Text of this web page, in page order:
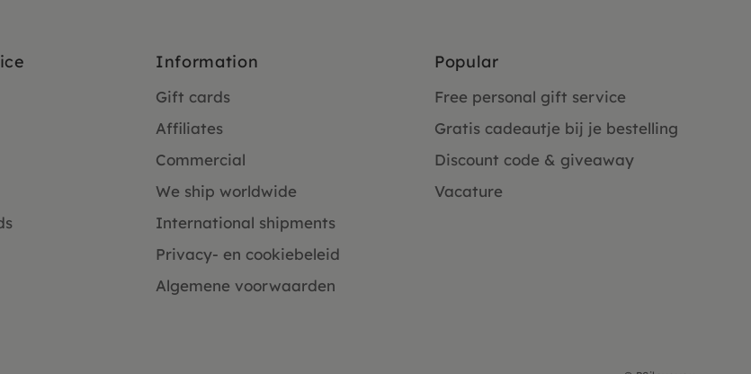
Information
Gift cards
Affiliates
Commercial
We ship worldwide
International shipments
Privacy- en cookiebeleid
Algemene voorwaarden
Popular
Free personal gift service
Gratis cadeautje bij je bestelling
Discount code & giveaway
Vacature